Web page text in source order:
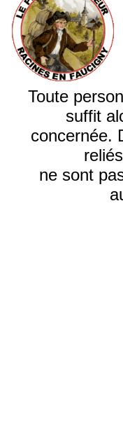
Toute
suffit
concernée.
ne sont